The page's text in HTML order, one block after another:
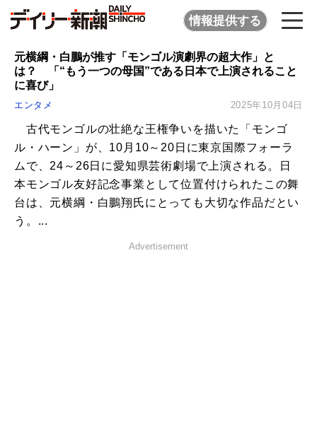
情報提供する
元横綱・白鵬が推す「モンゴル演劇界の超大作」と
は？ 「“もう一つの母国”である日本で上演されること
に喜び」
エンタメ 2025年10月04日
古代モンゴルの壮絶な王権争いを描いた「モンゴ
ル・ハーン」が、10月10～20日に東京国際フォーラ
ムで、24～26日に愛知県芸術劇場で上演される。日
本モンゴル友好記念事業として位置付けられたこの舞
台は、元横綱・白鵬翔氏にとっても大切な作品だとい
う。...
Advertisement